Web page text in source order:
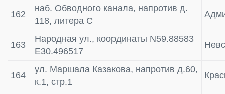
162
наб. Обводного канала, напротив д.
118, литера С
163
Народная ул., координаты N59.88583
E30.496517
164
ул. Маршала Казакова, напротив д.60,
к.1, стр.1